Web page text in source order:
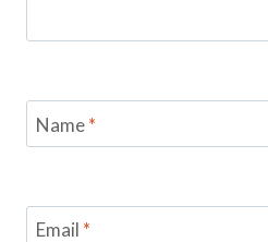
Name*
Email *